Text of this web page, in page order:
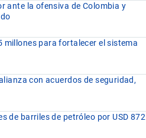
ante la ofensiva de Colombia y
millones para fortalecer el sistema
con acuerdos de seguridad,
de barriles de petróleo por USD 872